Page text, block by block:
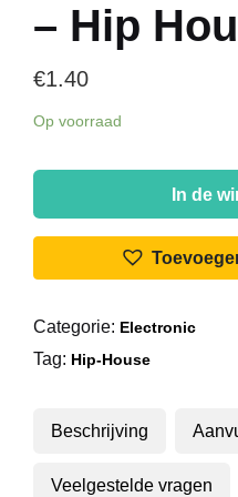
– Hip
€1.40
Op voorraad
Lex
Coeverden
Hip
Mix
aantal
In de
Categorie: Electronic
Tag: Hip-House
Beschrijving
Veelgestelde vragen